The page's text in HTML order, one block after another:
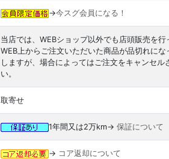
→今スグ会員になる！
当店では、WEBショップ以外でも店頭販売を
WEB上からご注文いただいた商品が品切れに
しますが、場合によってはご注文をキャンセ
い。
取寄せ
1年間又は2万km→ 保証について
→ コア返却について